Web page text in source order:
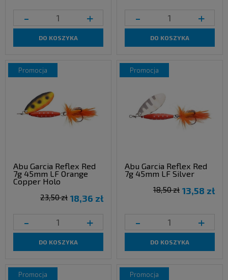
- +
DO KOSZYKA
- +
DO KOSZYKA
Abu Garcia Reflex Red
7g 45mm LF Orange
Copper Holo
18,36 zł
23,50 zł
- +
DO KOSZYKA
promocja
Abu Garcia Reflex Red
7g 45mm LF Silver
13,58 zł
18,50 zł
- +
DO KOSZYKA
promocja
promocja promocja